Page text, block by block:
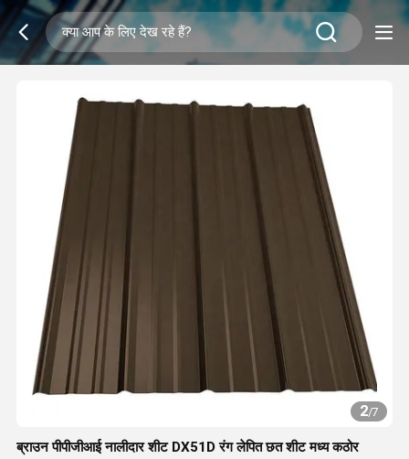
2/7
ब्राउन पीपीजीआई नालीदार शीट DX51D रंग लेपित छत शीट मध्य कठोर